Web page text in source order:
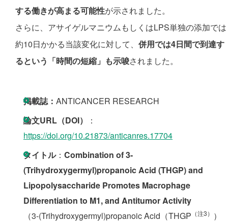
する働きが高まる可能性が示されました。
さらに、アサイゲルマニウムもしくはLPS単独の添加では
約10日かかる当該変化に対して、 併用では4日間で到達す
るという「時間の短縮」も示唆されました。
掲載誌： ANTICANCER RESEARCH
論文URL（DOI）
：
https://doi.org/10.21873/anticanres.17704
タイトル： Combination of 3-
(Trihydroxygermyl)propanoic Acid (THGP) and
Lipopolysaccharide Promotes Macrophage
Differentiation to M1, and Antitumor Activity
（3-(Trihydroxygermyl)propanoic Acid（THGP （注3） ）